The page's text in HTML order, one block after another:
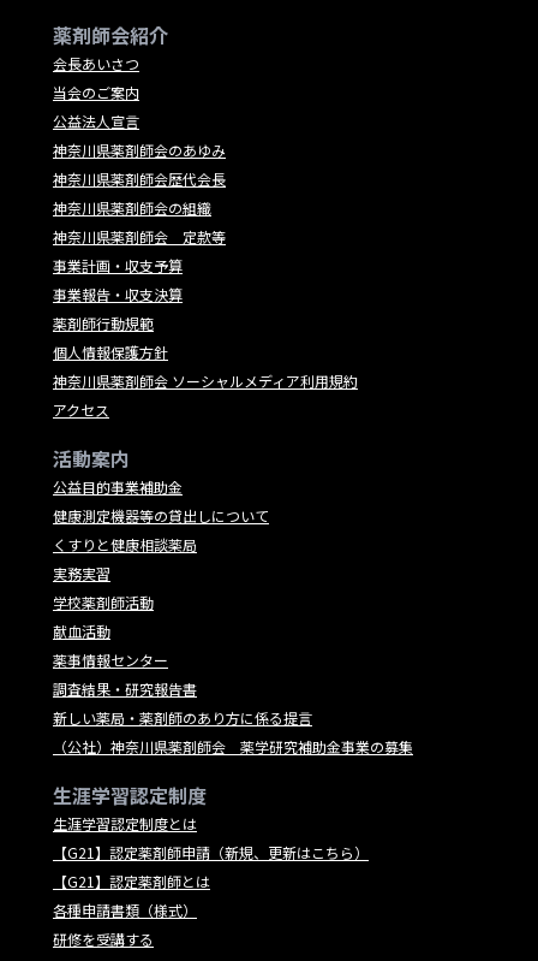
薬剤師会紹介
会長あいさつ
当会のご案内
公益法人宣言
神奈川県薬剤師会のあゆみ
神奈川県薬剤師会歴代会長
神奈川県薬剤師会の組織
神奈川県薬剤師会 定款等
事業計画・収支予算
事業報告・収支決算
薬剤師行動規範
個人情報保護方針
神奈川県薬剤師会 ソーシャルメディア利用規約
アクセス
活動案内
公益目的事業補助金
健康測定機器等の貸出しについて
くすりと健康相談薬局
実務実習
学校薬剤師活動
献血活動
薬事情報センター
調査結果・研究報告書
新しい薬局・薬剤師のあり方に係る提言
（公社）神奈川県薬剤師会 薬学研究補助金事業の募集
生涯学習認定制度
生涯学習認定制度とは
【G21】認定薬剤師申請（新規、更新はこちら）
【G21】認定薬剤師とは
各種申請書類（様式）
研修を受講する